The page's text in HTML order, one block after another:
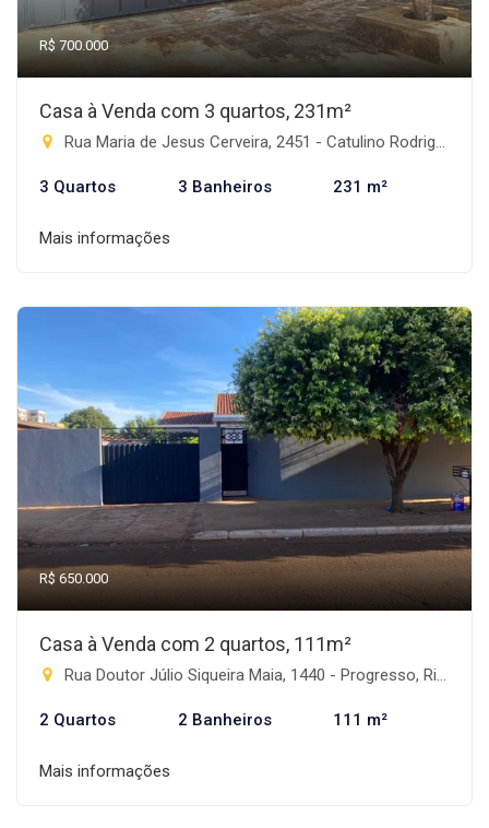
R$ 700.000
Casa à Venda com 3 quartos, 231m²
Rua Maria de Jesus Cerveira, 2451 - Catulino Rodrigues de Lima, Rio Brilhante-MS
3 Quartos 3 Banheiros 231 m²
Mais informações
R$ 650.000
Casa à Venda com 2 quartos, 111m²
Rua Doutor Júlio Siqueira Maia, 1440 - Progresso, Rio Brilhante-MS
2 Quartos 2 Banheiros 111 m²
Mais informações